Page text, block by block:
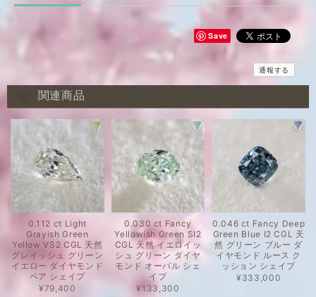
Save
通報する
関連商品
0.112 ct Light
Grayish Green
Yellow VS2 CGL 天然
グレイッシュ グリーン
イエロー ダイヤモンド
ペア シェイプ
¥79,400
0.030 ct Fancy
Yellowish Green SI2
CGL 天然 イエロイッ
シュ グリーン ダイヤ
モンド オーバル シェ
イプ
¥133,300
0.046 ct Fancy Deep
Green Blue I2 CGL 天
然 グリーン ブルー ダ
イヤモンド ルース ク
ッション シェイプ
¥333,000